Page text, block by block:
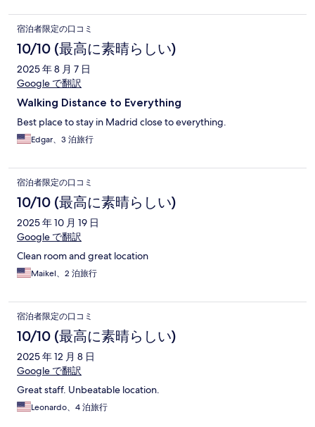
宿泊者限定の口コミ
10/10 (最高に素晴らしい)
2025 年 8 月 7 日
Google で翻訳
Walking Distance to Everything
Best place to stay in Madrid close to everything.
Edgar、3 泊旅行
宿泊者限定の口コミ
10/10 (最高に素晴らしい)
2025 年 10 月 19 日
Google で翻訳
Clean room and great location
Maikel、2 泊旅行
宿泊者限定の口コミ
10/10 (最高に素晴らしい)
2025 年 12 月 8 日
Google で翻訳
Great staff. Unbeatable location.
Leonardo、4 泊旅行